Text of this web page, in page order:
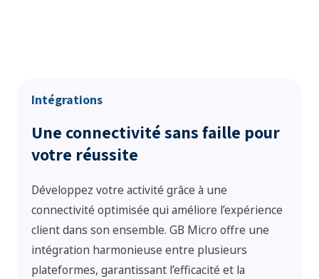
Intégrations
Une connectivité sans faille pour
votre réussite
Développez votre activité grâce à une
connectivité optimisée qui améliore l’expérience
client dans son ensemble. GB Micro offre une
intégration harmonieuse entre plusieurs
plateformes, garantissant l’efficacité et la